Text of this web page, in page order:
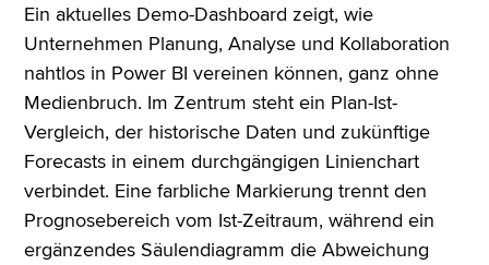
Ein aktuelles Demo-Dashboard zeigt, wie
Unternehmen Planung, Analyse und Kollaboration
nahtlos in Power BI vereinen können, ganz ohne
Medienbruch. Im Zentrum steht ein Plan-Ist-
Vergleich, der historische Daten und zukünftige
Forecasts in einem durchgängigen Linienchart
verbindet. Eine farbliche Markierung trennt den
Prognosebereich vom Ist-Zeitraum, während ein
ergänzendes Säulendiagramm die Abweichung